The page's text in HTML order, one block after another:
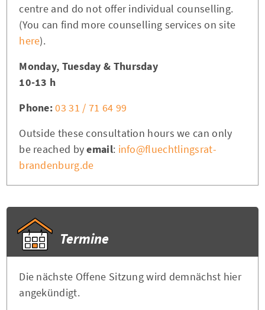
centre and do not offer individual counselling.
(You can find more counselling services on site
here).
Monday, Tuesday & Thursday
10-13 h
Phone:03 31 / 71 64 99
Outside these consultation hours we can only
be reached byemail: info@fluechtlingsrat-
brandenburg.de
Termine
Die nächste Offene Sitzung wird demnächst hier
angekündigt.